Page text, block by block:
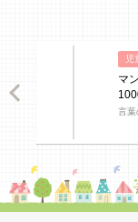
児
マ
言葉